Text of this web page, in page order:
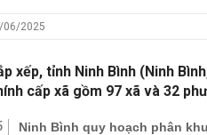
06/2025
xếp, tỉnh Ninh Bình (Ninh
cấp xã gồm 97 xã và 32
Ninh Bình quy hoạch phân